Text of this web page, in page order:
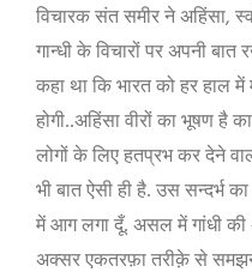
विचारक संत समीर ने अहिंसा,
गान्धी के विचारों पर अपनी बात
कहा था कि भारत को हर हाल में
होगी..अहिंसा वीरों का भूषण है
लोगों के लिए हतप्रभ कर देने
भी बात ऐसी ही है. उस सन्दर्भ
में आग लगा दूँ. असल में गांधी
अक्सर एकतरफ़ा तरीक़े से